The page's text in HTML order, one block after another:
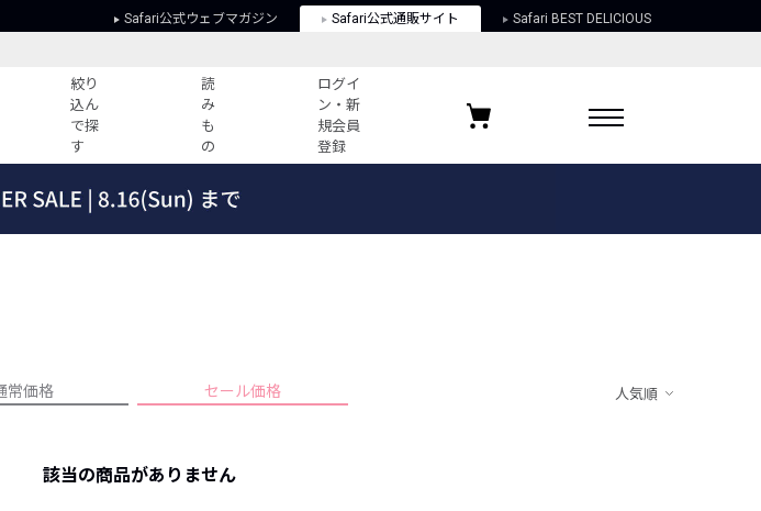
Safari公式ウェブマガジン Safari公式通販サイト Safari BEST DELICIOUS
絞り
込ん
で探
す
読
み
も
の
ログイ
ン・新
規会員
登録
ング
プライバシーポリシー
お気に入りブランド
常価格 セール価格 人気順
該当の商品がありません